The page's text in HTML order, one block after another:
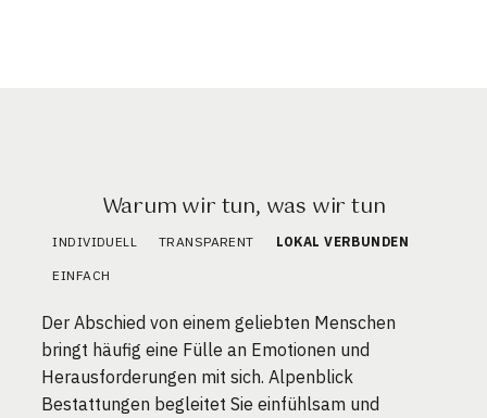
Warum wir tun, was wir tun
INDIVIDUELL TRANSPARENT LOKAL VERBUNDEN
EINFACH
Der Abschied von einem geliebten Menschen
bringt häufig eine Fülle an Emotionen und
Herausforderungen mit sich. Alpenblick
Bestattungen begleitet Sie einfühlsam und